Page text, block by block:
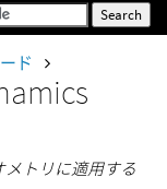
ド
トリに適用する